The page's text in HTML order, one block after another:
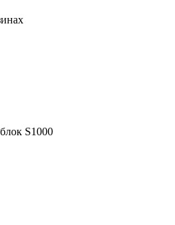
S1000